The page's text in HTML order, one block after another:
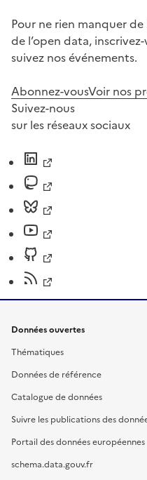
Pour ne rien manquer
de l’open data,
suivez nos événements.
Abonnez-vousVoir nos
Suivez-nous
sur les réseaux sociaux
Données ouvertes
Thématiques
Données de référence
Catalogue de données
Suivre les publications des
Portail des données européennes
schema.data.gouv.fr